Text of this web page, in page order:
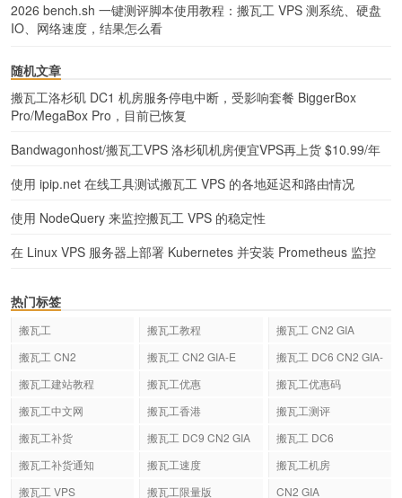
2026 bench.sh 一键测评脚本使用教程：搬瓦工 VPS 测系统、硬盘
IO、网络速度，结果怎么看
随机文章
搬瓦工洛杉矶 DC1 机房服务停电中断，受影响套餐 BiggerBox
Pro/MegaBox Pro，目前已恢复
Bandwagonhost/搬瓦工VPS 洛杉矶机房便宜VPS再上货 $10.99/年
使用 ipip.net 在线工具测试搬瓦工 VPS 的各地延迟和路由情况
使用 NodeQuery 来监控搬瓦工 VPS 的稳定性
在 Linux VPS 服务器上部署 Kubernetes 并安装 Prometheus 监控
热门标签
搬瓦工 搬瓦工教程
搬瓦工 CN2 GIA
搬瓦工 CN2
搬瓦工 CN2 GIA-E
搬瓦工 DC6 CN2 GIA-
搬瓦工建站教程 搬瓦工优惠
搬瓦工优惠码
搬瓦工中文网
搬瓦工香港
搬瓦工测评
搬瓦工补货
搬瓦工 DC9 CN2 GIA
搬瓦工 DC6
搬瓦工补货通知
搬瓦工速度
搬瓦工机房
搬瓦工 VPS
搬瓦工限量版 CN2 GIA